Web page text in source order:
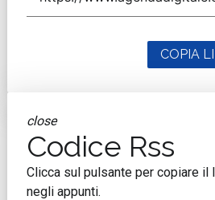
COPIA
close
Codice Rss
Clicca sul pulsante per copiare il
negli appunti.